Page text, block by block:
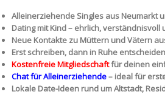
Alleinerziehende Singles aus Neumarkt
Dating mit Kind – ehrlich,
Neue Kontakte zu Müttern und Vätern
Erst schreiben, dann in Ruhe
Kostenfreie Mitgliedschaftfür deinen
Chat für Alleinerziehende– ideal für
Lokale Date-Ideen rund um Altstadt,